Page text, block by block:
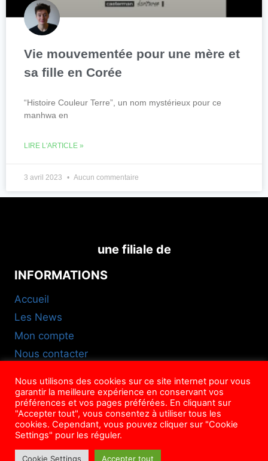
Vie mouvementée pour une mère et
sa fille en Corée
“Histoire Couleur Terre”, un nom mystérieux pour ce
manhwa en
LIRE L'ARTICLE »
3 avril 2023 Aucun commentaire
une filiale de
INFORMATIONS
Accueil
Les News
Mon compte
Nous contacter
CGU
NOUS SUIVRE
Nous utilisons des cookies sur ce site internet pour vous
garantir la meilleure expérience en conservant vos
préférences et vos pages préférées. En cliquant sur
"Accepter tout", vous consentez à utiliser tous les
cookies. Cependant, vous pouvez cliquer sur "Cookie
Settings" pour les réguler.
Cookie Settings Accepter tout